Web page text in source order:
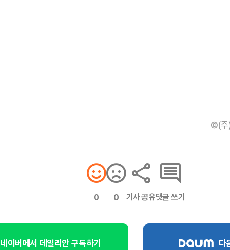
©(주
0 0 기사 공유댓글 쓰기
네이버에서 데일리안 구독하기 다